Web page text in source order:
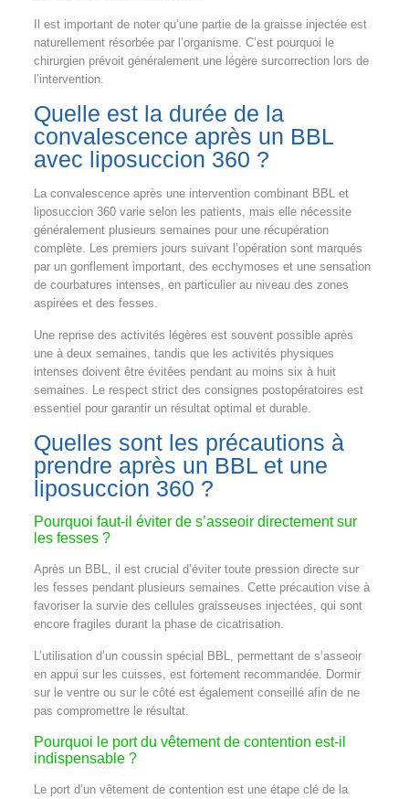
Il est important de noter qu’une partie de la graisse injectée est
naturellement résorbée par l’organisme. C’est pourquoi le
chirurgien prévoit généralement une légère surcorrection lors de
l’intervention.
Quelle est la durée de la
convalescence après un BBL
avec liposuccion 360 ?
La convalescence après une intervention combinant BBL et
liposuccion 360 varie selon les patients, mais elle nécessite
généralement plusieurs semaines pour une récupération
complète. Les premiers jours suivant l’opération sont marqués
par un gonflement important, des ecchymoses et une sensation
de courbatures intenses, en particulier au niveau des zones
aspirées et des fesses.
Une reprise des activités légères est souvent possible après
une à deux semaines, tandis que les activités physiques
intenses doivent être évitées pendant au moins six à huit
semaines. Le respect strict des consignes postopératoires est
essentiel pour garantir un résultat optimal et durable.
Quelles sont les précautions à
prendre après un BBL et une
liposuccion 360 ?
Pourquoi faut-il éviter de s’asseoir directement sur
les fesses ?
Après un BBL, il est crucial d’éviter toute pression directe sur
les fesses pendant plusieurs semaines. Cette précaution vise à
favoriser la survie des cellules graisseuses injectées, qui sont
encore fragiles durant la phase de cicatrisation.
L’utilisation d’un coussin spécial BBL, permettant de s’asseoir
en appui sur les cuisses, est fortement recommandée. Dormir
sur le ventre ou sur le côté est également conseillé afin de ne
pas compromettre le résultat.
Pourquoi le port du vêtement de contention est-il
indispensable ?
Le port d’un vêtement de contention est une étape clé de la